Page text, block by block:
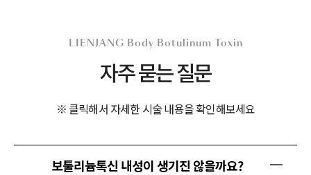
LIENJANG Body Botulinum Toxin
자주 묻는 질문
※ 클릭해서 자세한 시술 내용을 확인해보세요
보툴리늄톡신 내성이 생기진 않을까요?